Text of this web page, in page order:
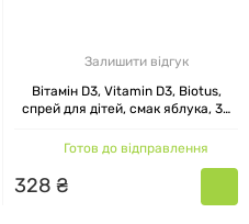
Залишити відгук
Вітамін D3, Vitamin D3, Biotus,
спрей для дітей, смак яблука, 30
Готов до відправлення
328 ₴